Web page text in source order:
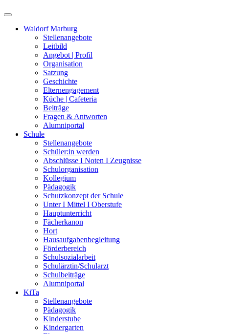
Waldorf Marburg
Stellenangebote
Leitbild
Angebot | Profil
Organisation
Satzung
Geschichte
Elternengagement
Küche | Cafeteria
Beiträge
Fragen & Antworten
Alumniportal
Schule
Stellenangebote
Schüler:in werden
Abschlüsse I Noten I Zeugnisse
Schulorganisation
Kollegium
Pädagogik
Schutzkonzept der Schule
Unter I Mittel I Oberstufe
Hauptunterricht
Fächerkanon
Hort
Hausaufgabenbegleitung
Förderbereich
Schulsozialarbeit
Schulärztin/Schularzt
Schulbeiträge
Alumniportal
KiTa
Stellenangebote
Pädagogik
Kinderstube
Kindergarten